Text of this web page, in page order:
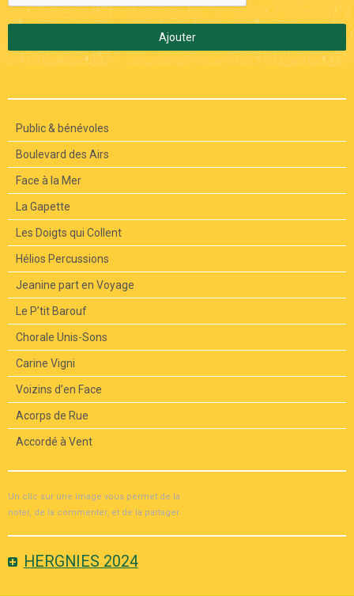
Ajouter
Public & bénévoles
Boulevard des Airs
Face à la Mer
La Gapette
Les Doigts qui Collent
Hélios Percussions
Jeanine part en Voyage
Le P’tit Barouf
Chorale Unis-Sons
Carine Vigni
Voizins d’en Face
Acorps de Rue
Accordé à Vent
Un clic sur une image vous permet de la
noter, de la commenter, et de la partager.
HERGNIES 2024